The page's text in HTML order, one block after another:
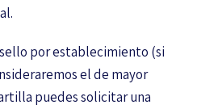
por establecimiento (si
el de mayor
puedes solicitar una